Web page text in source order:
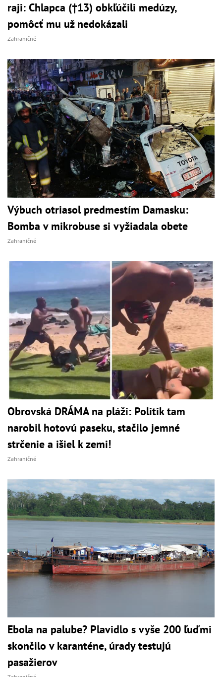
raji: Chlapca (†13) obkľúčili medúzy,
pomôcť mu už nedokázali
Zahraničné
Výbuch otriasol predmestím Damasku:
Bomba v mikrobuse si vyžiadala obete
Zahraničné
Obrovská DRÁMA na pláži: Politik tam
narobil hotovú paseku, stačilo jemné
strčenie a išiel k zemi!
Zahraničné
Ebola na palube? Plavidlo s vyše 200 ľuďmi
skončilo v karanténe, úrady testujú
pasažierov